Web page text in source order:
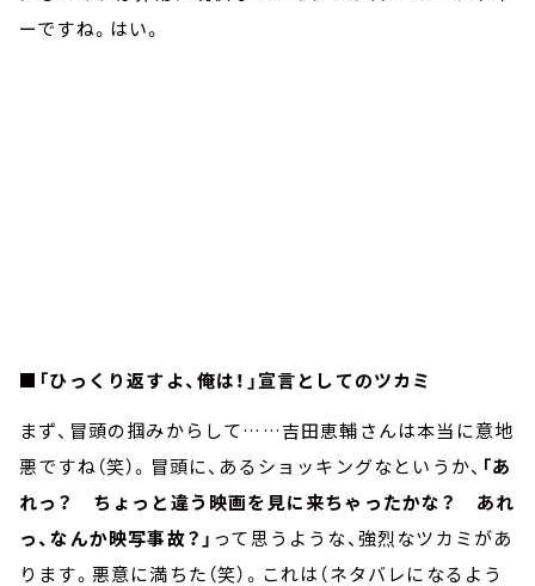
ーですね。はい。
■「ひっくり返すよ、俺は！」宣言としてのツカミ
まず、冒頭の掴みからして……吉田恵輔さんは本当に意地
悪ですね（笑）。冒頭に、あるショッキングなというか、 「あ
れっ？ ちょっと違う映画を見に来ちゃったかな？ あれ
っ、なんか映写事故？」 って思うような、強烈なツカミがあ
ります。悪意に満ちた（笑）。これは（ネタバレになるよう